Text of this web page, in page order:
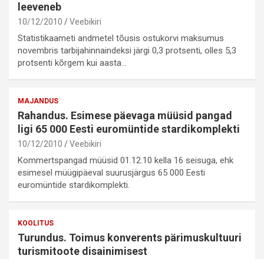
leeveneb
10/12/2010 Veebikiri
Statistikaameti andmetel tõusis ostukorvi maksumus
novembris tarbijahinnaindeksi järgi 0,3 protsenti, olles 5,3
protsenti kõrgem kui aasta…
MAJANDUS
Rahandus. Esimese päevaga müüsid pangad
ligi 65 000 Eesti euromüntide stardikomplekti
10/12/2010 Veebikiri
Kommertspangad müüsid 01.12.10 kella 16 seisuga, ehk
esimesel müügipäeval suurusjärgus 65 000 Eesti
euromüntide stardikomplekti.
KOOLITUS
Turundus. Toimus konverents pärimuskultuuri
turismitoote disainimisest